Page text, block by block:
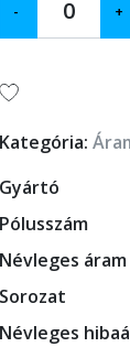
- +
Kategória:
Gyártó
Pólusszám
Névleges áram
Sorozat
Névleges